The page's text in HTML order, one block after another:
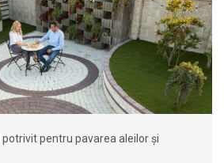
pentru pavarea aleilor și